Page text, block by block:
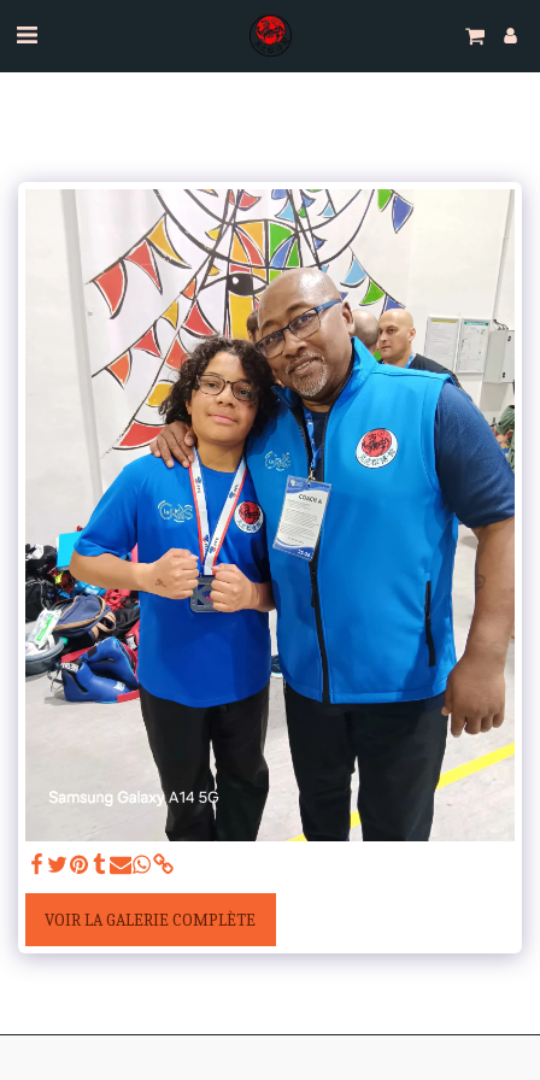
VOIR LA GALERIE COMPLÈTE